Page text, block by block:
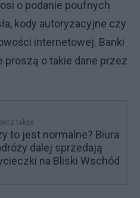
o podanie poufnych
kody autoryzacyjne czy
internetowej. Banki
o takie dane przez
także
to jest normalne? Biura
dalej sprzedają
na Bliski Wschód